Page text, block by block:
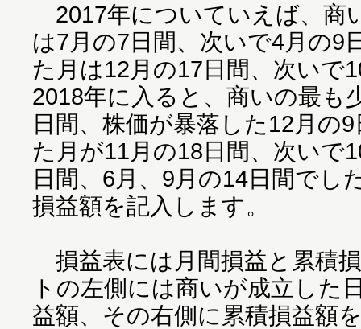
2017年についていえば、商
は7月の7日間、次いで4月の9
た月は12月の17日間、次いで
2018年に入ると、商いの最も
日間、株価が暴落した12月の
た月が11月の18日間、次いで
日間、6月、9月の14日間でし
損益額を記入します。
損益表には月間損益と累積
トの左側には商いが成立した
益額、その右側に累積損益額